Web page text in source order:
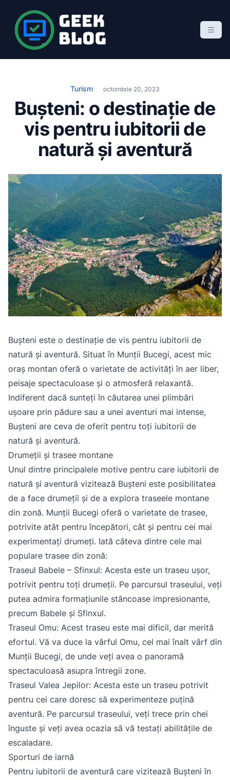
t Geek Blog
blog de marketing online
Turism octombrie 20, 2023
Bușteni: o destinație de
vis pentru iubitorii de
natură și aventură
Bușteni este o destinație de vis pentru iubitorii de
natură și aventură. Situat în Munții Bucegi, acest mic
oraș montan oferă o varietate de activități în aer liber,
peisaje spectaculoase și o atmosferă relaxantă.
Indiferent dacă sunteți în căutarea unei plimbări
ușoare prin pădure sau a unei aventuri mai intense,
Bușteni are ceva de oferit pentru toți iubitorii de
natură și aventură.
Drumeții și trasee montane
Unul dintre principalele motive pentru care iubitorii de
natură și aventură vizitează Bușteni este posibilitatea
de a face drumeții și de a explora traseele montane
din zonă. Munții Bucegi oferă o varietate de trasee,
potrivite atât pentru începători, cât și pentru cei mai
experimentați drumeți. Iată câteva dintre cele mai
populare trasee din zonă:
Traseul Babele – Sfinxul: Acesta este un traseu ușor,
potrivit pentru toți drumeții. Pe parcursul traseului, veți
putea admira formațiunile stâncoase impresionante,
precum Babele și Sfinxul.
Traseul Omu: Acest traseu este mai dificil, dar merită
efortul. Vă va duce la vârful Omu, cel mai înalt vârf din
Munții Bucegi, de unde veți avea o panoramă
spectaculoasă asupra întregii zone.
Traseul Valea Jepilor: Acesta este un traseu potrivit
pentru cei care doresc să experimenteze puțină
aventură. Pe parcursul traseului, veți trece prin chei
înguste și veți avea ocazia să vă testați abilitățile de
escaladare.
Sporturi de iarnă
Pentru iubitorii de aventură care vizitează Bușteni în